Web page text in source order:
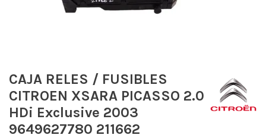
CAJA RELES / FUSIBLES
CITROEN XSARA PICASSO 2.0
HDi Exclusive 2003
9649627780 211662